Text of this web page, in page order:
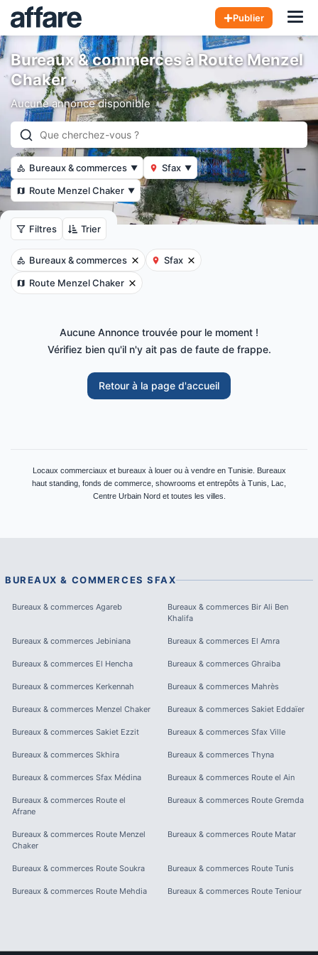
Publier
Bureaux & commerces à Route Menzel
Chaker
Aucune annonce disponible
Bureaux & commerces ▼ Sfax ▼
Route Menzel Chaker ▼
Filtres Trier
Bureaux & commerces
Sfax
Route Menzel Chaker
Aucune Annonce trouvée pour le moment !
Vérifiez bien qu'il n'y ait pas de faute de frappe.
Retour à la page d'accueil
Locaux commerciaux et bureaux à louer ou à vendre en Tunisie. Bureaux
haut standing, fonds de commerce, showrooms et entrepôts à Tunis, Lac,
Centre Urbain Nord et toutes les villes.
BUREAUX & COMMERCES SFAX
Bureaux & commerces Agareb Bureaux & commerces Bir Ali Ben
Khalifa
Bureaux & commerces Jebiniana Bureaux & commerces El Amra
Bureaux & commerces El Hencha Bureaux & commerces Ghraiba
Bureaux & commerces Kerkennah Bureaux & commerces Mahrès
Bureaux & commerces Menzel Chaker Bureaux & commerces Sakiet Eddaïer
Bureaux & commerces Sakiet Ezzit Bureaux & commerces Sfax Ville
Bureaux & commerces Skhira Bureaux & commerces Thyna
Bureaux & commerces Sfax Médina Bureaux & commerces Route el Ain
Bureaux & commerces Route el
Afrane
Bureaux & commerces Route Gremda
Bureaux & commerces Route Menzel
Chaker
Bureaux & commerces Route Matar
Bureaux & commerces Route Soukra Bureaux & commerces Route Tunis
Bureaux & commerces Route Mehdia Bureaux & commerces Route Teniour